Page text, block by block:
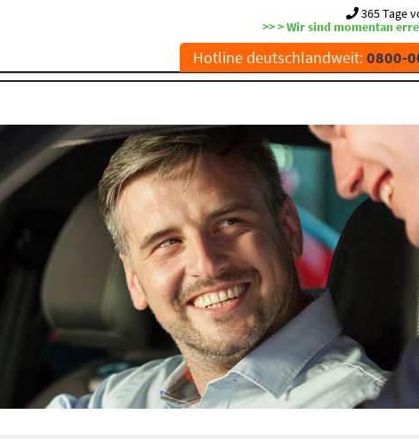
365 Tage
>> > Wir sind momentan
Hotline deutschlandweit:0800-